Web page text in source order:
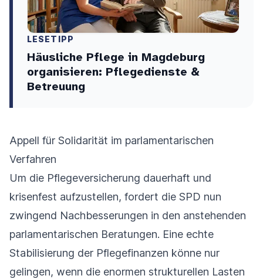
LESETIPP
Häusliche Pflege in Magdeburg
organisieren: Pflegedienste &
Betreuung
Appell für Solidarität im parlamentarischen
Verfahren
Um die Pflegeversicherung dauerhaft und
krisenfest aufzustellen, fordert die SPD nun
zwingend Nachbesserungen in den anstehenden
parlamentarischen Beratungen. Eine echte
Stabilisierung der Pflegefinanzen könne nur
gelingen, wenn die enormen strukturellen Lasten